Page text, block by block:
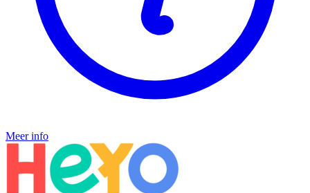
Meer info